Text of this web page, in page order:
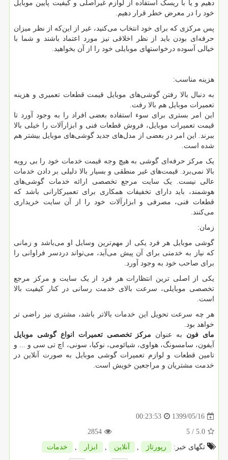
دهیم و یا با ریسک استفاده از لوازم غیراصلی و کیفیت پایین موبایل
خود را در معرض خطر قرار دهیم.
پس مرکزی که برای خود انتخاب میکنید، غیر از این‌که از نظر میزان
حرفه‌ای بودن باید از نظر اخلاقی نیز مورد اعتماد باشند و شما با
خیالی آسوده درخواست‎های موبایلی خود را از آن بخواهید.
هزینه مناسب:
به دنبال بالا رفتن گوشی‌های موبایل قیمت قطعات تعمیری و هزینه
تعمیرات موبایل هم بالا رفت.
این امر بستری برای سوء استفاده بعضی افراد را به وجود آورد تا
قیمت تعمیرات موبایل، فروش قطعات فنی و ابزارآلات را خیلی بالا
ببرند. این امر در بعضی از مدل‌های جدید گوشی‌های موبایل بیشتر هم
شده است.
یک مرکز حرفهای گوشی به هیچ وجه قیمت‌ خدمات خود را بی رویه
بالا نمی‌برد. قیمت‌های غیر منطقی و بسیار بالا دلیلی بر دادن خدمات
عالی نیست. یک سایت مرجع تخصصی ارائه خدمات گوشی‌های
هوشمند، باید دارای تخفیفات همکاری برای تعمیرکارانی باشد که
قطعات فنی، مصرفی و ابزارآلات خود را از آن سایت‎ خریداری
می‌کنند.
زمان:
گوشی موبایل هر فرد یکی از مهم‌ترین وسایل او می‌باشد و زمانی
که نیاز به خدمتی برای آن پیش می‌آید، می‌تواند دردسر فراوانی را
برای صاحب خود به وجود آورد.
یکی از اصلی ترین انتظارات هر فرد از یک سایت و مرکز مرجع
تخصصی موبایلی، سرعت بالای خدمت رسانی در کنار کیفیت بالا
است.
هر چه سرعت تحویل این خدمات بالاتر باشد، مشتری نیز راضی تر
خواهد بود.
مای فون به عنوان مرکز تخصصی تعمیرات انواع گوشی موبایل
آیفون، سامسونگ، هواوی، شیائومی، نوکیا، سونی، اچ تی سی و ... و
تامین قطعات و لوازم تعمیرات گوشی موبایل به صورت آنلاین در
خدمت مشتریان و مراجعین خویش است.
1399/05/16
00:23:53
5.0
/ 5
2854
تگهای خبر:
رپورتاژ , آنلاین , ابزار , خدمات